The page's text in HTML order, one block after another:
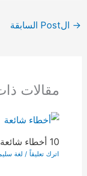
→ الPost السابقة
مقالات
10 أخطاء شائعة في الترجمة إلى اللغة العربية
اترك تعليقاً / لغة